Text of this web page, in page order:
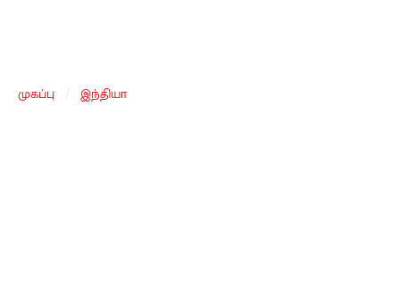
முகப்பு இந்தியா